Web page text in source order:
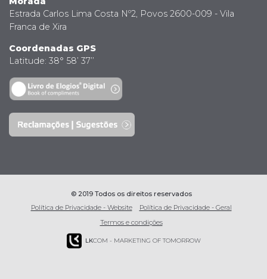
Estrada Carlos Lima Costa Nº2, Povos 2600-009 - Vila
Franca de Xira
Coordenadas GPS
Latitude: 38° 58’ 37’’
© 2019 Todos os direitos reservados
Política de Privacidade - Website
Política de Privacidade - Geral
Termos e condições
LKCOM - MARKETING OF TOMORROW